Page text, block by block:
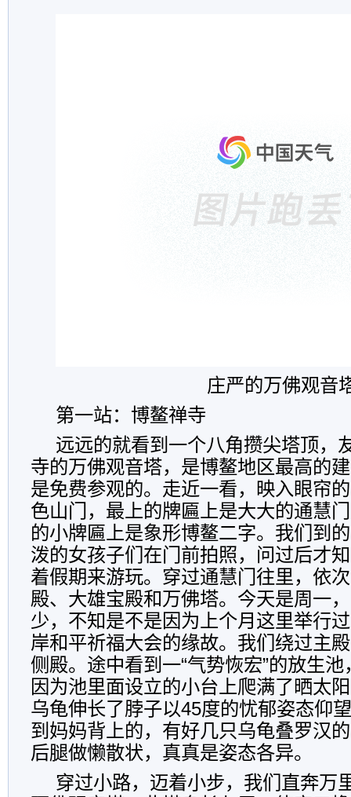
庄严的万佛观音
第一站：博鳌禅寺
远远的就看到一个八角攒尖塔顶，
寺的万佛观音塔，是博鳌地区最高的
是免费参观的。走近一看，映入眼帘
色山门，最上的牌匾上是大大的通慧
的小牌匾上是象形博鳌二字。我们到
泼的女孩子们在门前拍照，问过后才
着假期来游玩。穿过通慧门往里，依
殿、大雄宝殿和万佛塔。今天是周一
少，不知是不是因为上个月这里举行
岸和平祈福大会的缘故。我们绕过主
侧殿。途中看到一“气势恢宏”的放生池
因为池里面设立的小台上爬满了晒太
乌龟伸长了脖子以45度的忧郁姿态仰
到妈妈背上的，有好几只乌龟叠罗汉
后腿做懒散状，真真是姿态各异。
穿过小路，迈着小步，我们直奔万